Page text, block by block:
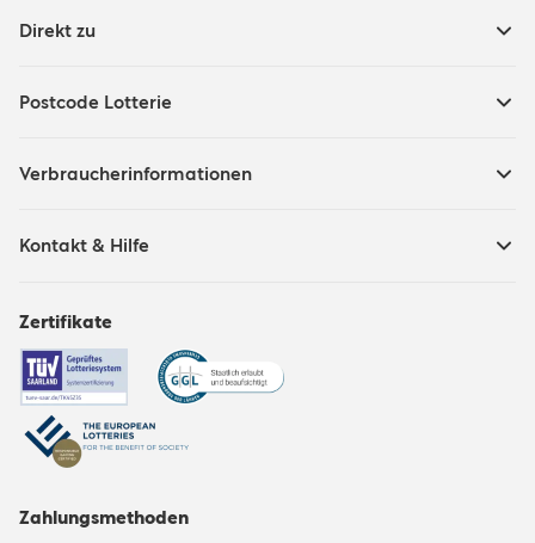
Direkt zu
Postcode Lotterie
Verbraucherinformationen
Kontakt & Hilfe
Zertifikate
Zahlungsmethoden